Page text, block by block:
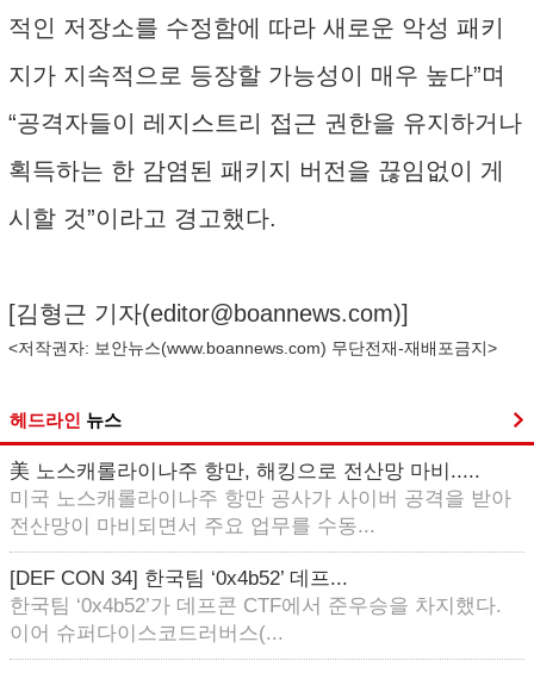
적인 저장소를 수정함에 따라 새로운 악성 패키
지가 지속적으로 등장할 가능성이 매우 높다”며
“공격자들이 레지스트리 접근 권한을 유지하거나
획득하는 한 감염된 패키지 버전을 끊임없이 게
시할 것”이라고 경고했다.
[김형근 기자(editor@boannews.com)]
<저작권자: 보안뉴스(www.boannews.com) 무단전재-재배포금지>
헤드라인 뉴스
美 노스캐롤라이나주 항만, 해킹으로 전산망 마비.....
미국 노스캐롤라이나주 항만 공사가 사이버 공격을 받아
전산망이 마비되면서 주요 업무를 수동...
[DEF CON 34] 한국팀 ‘0x4b52’ 데프...
한국팀 ‘0x4b52’가 데프콘 CTF에서 준우승을 차지했다.
이어 슈퍼다이스코드러버스(...